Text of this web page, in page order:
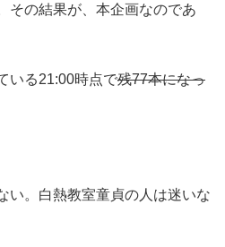
その結果が、本企画なのであ
いる21:00時点で残77本になっ
い。白熱教室童貞の人は迷いな